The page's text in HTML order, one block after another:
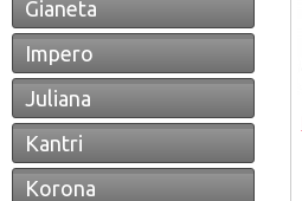
Gianeta
Impero
Juliana
Kantri
Korona